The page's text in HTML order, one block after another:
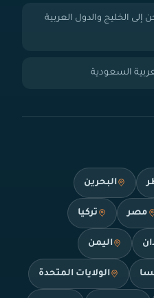
الخليج والدول العربية
السعودية
البحرين
مصر تركيا
اليمن
الولايات المتحدة